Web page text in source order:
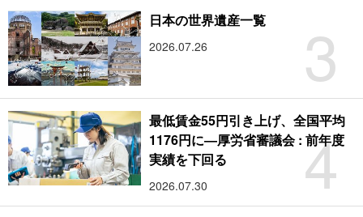
3
日本の世界遺産一覧
2026.07.26
4
最低賃金55円引き上げ、全国平均
1176円に―厚労省審議会 : 前年度
実績を下回る
2026.07.30